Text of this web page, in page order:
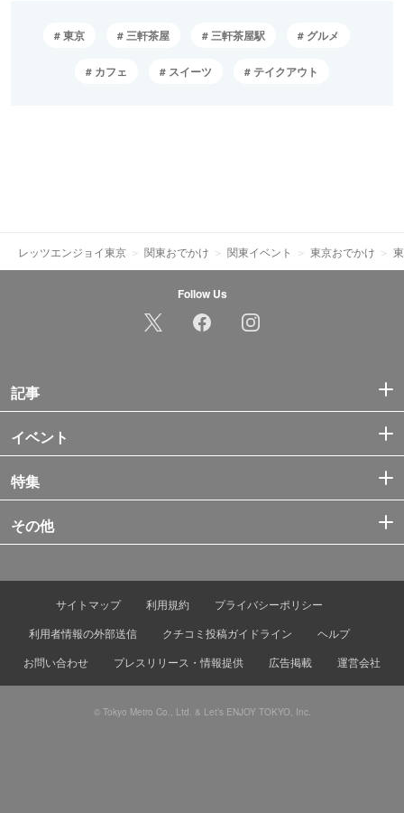
東京 三軒茶屋 三軒茶屋駅 グルメ
カフェ スイーツ テイクアウト
レッツエンジョイ東京 関東おでかけ 関東イベント 東京おでかけ
Follow Us
記事
イベント
特集
その他
サイトマップ 利用規約
プライバシーポリシー
利用者情報の外部送信
クチコミ投稿ガイドライン
ヘルプ
お問い合わせ
プレスリリース・情報提供 広告掲載 運営会社
© Tokyo Metro Co., Ltd. & Let’s ENJOY TOKYO, Inc.